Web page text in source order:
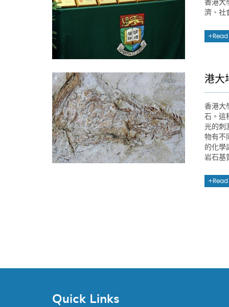
濟、社
港大
香港大
石。這
光的刺
物有不
的化學
岩石基
Quick Links